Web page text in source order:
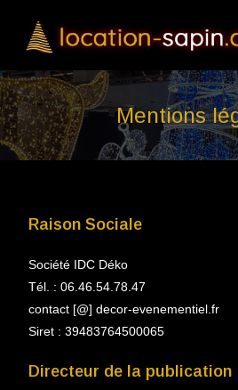
Mentions
Raison Sociale
Société IDC Déko
Tél. : 06.46.54.78.47
contact [@] decor-evenementiel.fr
Siret : 39483764500065
Directeur de la publication